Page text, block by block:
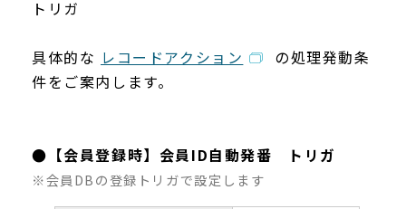
トリガ
具体的な レコードアクション
の処理発動条
件をご案内します。
●【会員登録時】会員ID自動発番 トリガ
※会員DBの登録トリガで設定します